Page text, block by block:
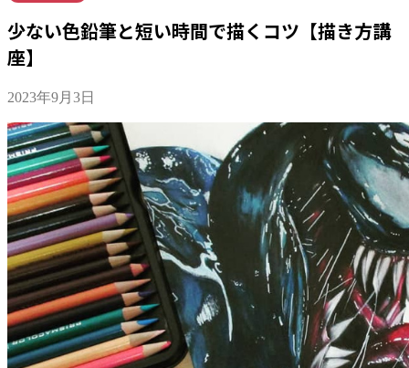
少ない色鉛筆と短い時間で描くコツ【描き方講
座】
2023年9月3日